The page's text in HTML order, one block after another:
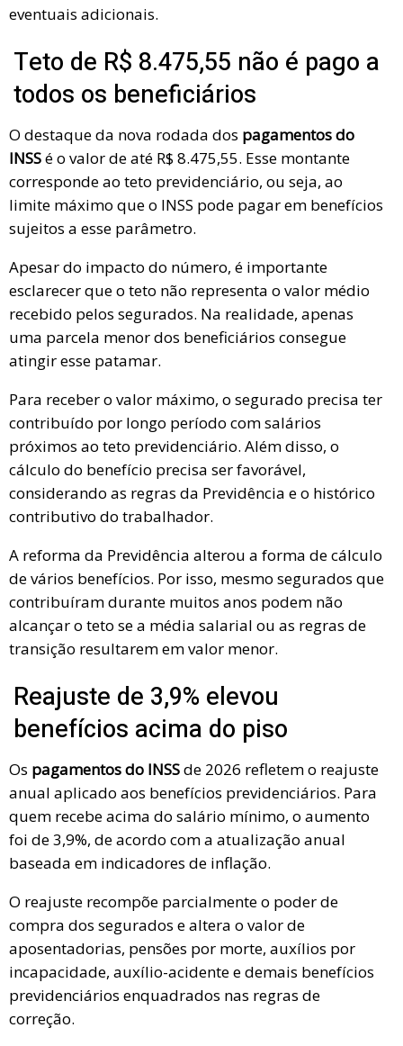
eventuais adicionais.
Teto de R$ 8.475,55 não é pago a
todos os beneficiários
O destaque da nova rodada dos pagamentos do
INSSé o valor de até R$ 8.475,55. Esse montante
corresponde ao teto previdenciário, ou seja, ao
limite máximo que o INSS pode pagar em benefícios
sujeitos a esse parâmetro.
Apesar do impacto do número, é importante
esclarecer que o teto não representa o valor médio
recebido pelos segurados. Na realidade, apenas
uma parcela menor dos beneficiários consegue
atingir esse patamar.
Para receber o valor máximo, o segurado precisa ter
contribuído por longo período com salários
próximos ao teto previdenciário. Além disso, o
cálculo do benefício precisa ser favorável,
considerando as regras da Previdência e o histórico
contributivo do trabalhador.
A reforma da Previdência alterou a forma de cálculo
de vários benefícios. Por isso, mesmo segurados que
contribuíram durante muitos anos podem não
alcançar o teto se a média salarial ou as regras de
transição resultarem em valor menor.
Reajuste de 3,9% elevou
benefícios acima do piso
Os pagamentos do INSSde 2026 refletem o reajuste
anual aplicado aos benefícios previdenciários. Para
quem recebe acima do salário mínimo, o aumento
foi de 3,9%, de acordo com a atualização anual
baseada em indicadores de inflação.
O reajuste recompõe parcialmente o poder de
compra dos segurados e altera o valor de
aposentadorias, pensões por morte, auxílios por
incapacidade, auxílio-acidente e demais benefícios
previdenciários enquadrados nas regras de
correção.